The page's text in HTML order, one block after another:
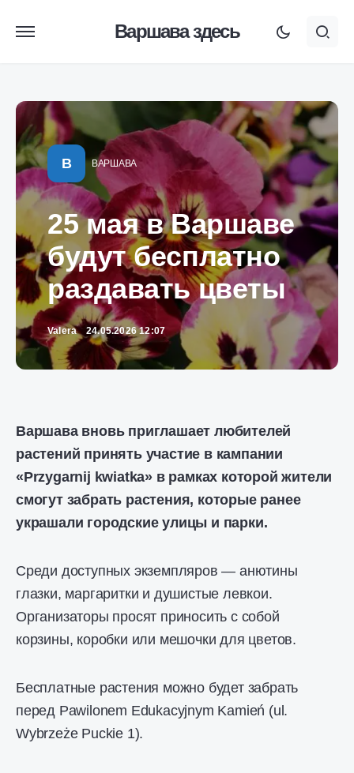
Варшава здесь
В ВАРШАВА
25 мая в Варшаве
будут бесплатно
раздавать цветы
Valera 24.05.2026 12:07
Варшава вновь приглашает любителей
растений принять участие в кампании
«Przygarnij kwiatka» в рамках которой жители
смогут забрать растения, которые ранее
украшали городские улицы и парки.
Среди доступных экземпляров — анютины
глазки, маргаритки и душистые левкои.
Организаторы просят приносить с собой
корзины, коробки или мешочки для цветов.
Бесплатные растения можно будет забрать
перед Pawilonem Edukacyjnym Kamień (ul.
Wybrzeże Puckie 1).